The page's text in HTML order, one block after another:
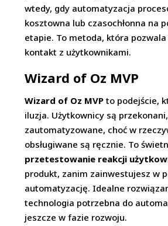
wtedy, gdy automatyzacja
kosztowna lub czasochłonna na
etapie. To metoda, która
kontakt z użytkownikami.
Wizard of Oz MVP
Wizard of Oz MVP to podejście,
iluzja. Użytkownicy są
zautomatyzowane, choć w
obsługiwane są ręcznie. To
przetestowanie reakcji
produkt, zanim zainwestujesz w
automatyzację. Idealne
technologia potrzebna do
jeszcze w fazie rozwoju.